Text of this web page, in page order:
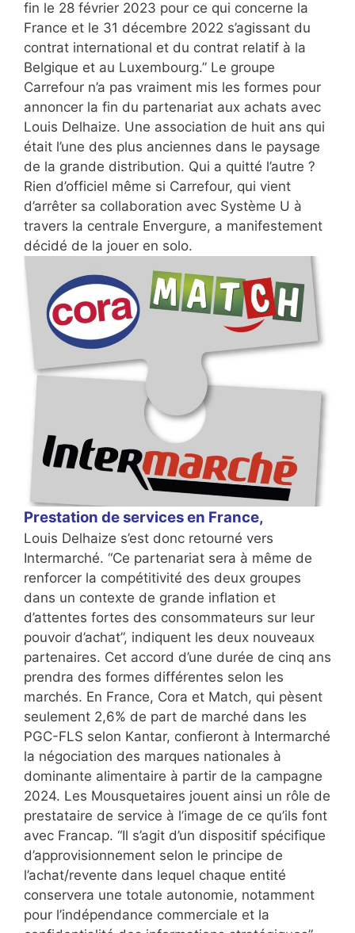
fin le 28 février 2023 pour ce qui concerne la
France et le 31 décembre 2022 s’agissant du
contrat international et du contrat relatif à la
Belgique et au Luxembourg.” Le groupe
Carrefour n’a pas vraiment mis les formes pour
annoncer la fin du partenariat aux achats avec
Louis Delhaize. Une association de huit ans qui
était l’une des plus anciennes dans le paysage
de la grande distribution. Qui a quitté l’autre ?
Rien d’officiel même si Carrefour, qui vient
d’arrêter sa collaboration avec Système U à
travers la centrale Envergure, a manifestement
décidé de la jouer en solo.
Prestation de services en France,
Louis Delhaize s’est donc retourné vers
Intermarché. “Ce partenariat sera à même de
renforcer la compétitivité des deux groupes
dans un contexte de grande inflation et
d’attentes fortes des consommateurs sur leur
pouvoir d’achat”, indiquent les deux nouveaux
partenaires. Cet accord d’une durée de cinq ans
prendra des formes différentes selon les
marchés. En France, Cora et Match, qui pèsent
seulement 2,6% de part de marché dans les
PGC-FLS selon Kantar, confieront à Intermarché
la négociation des marques nationales à
dominante alimentaire à partir de la campagne
2024. Les Mousquetaires jouent ainsi un rôle de
prestataire de service à l’image de ce qu’ils font
avec Francap. “Il s’agit d’un dispositif spécifique
d’approvisionnement selon le principe de
l’achat/revente dans lequel chaque entité
conservera une totale autonomie, notamment
pour l’indépendance commerciale et la